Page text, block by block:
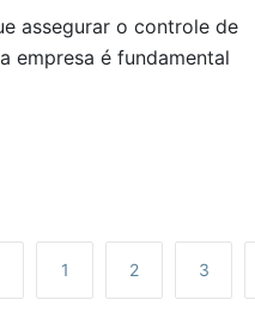
assegurar o controle de
empresa é fundamental
1 2 3